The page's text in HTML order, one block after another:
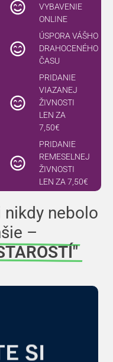
VYBAVENIE
ONLINE
ÚSPORA VÁŠHO
DRAHOCENÉHO
ČASU​
PRIDANIE
VIAZANEJ
ŽIVNOSTI
LEN ZA
7,50€​
PRIDANIE
REMESELNEJ
ŽIVNOSTI
LEN ZA 7,50€
nebolo
–